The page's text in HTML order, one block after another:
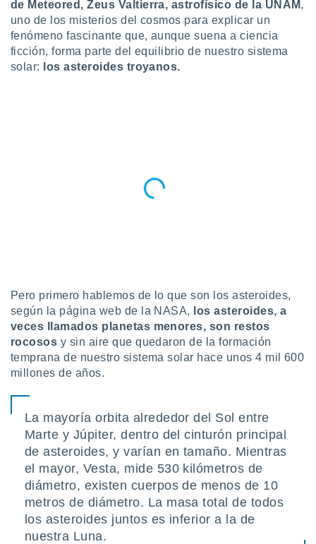
y
en
más
nuestra
aceptar
sitio
te
el sitio
para
ni para
o
de Meteored, Zeus Valtierra, astrofísico de la UNAM,
uno de los misterios del cosmos para explicar un
fenómeno fascinante que, aunque suena a ciencia
ficción, forma parte del equilibrio de nuestro sistema
solar:
los asteroides troyanos.
Pero primero hablemos de lo que son los asteroides,
según la página web de la NASA,
los asteroides, a
veces llamados planetas menores, son restos
rocosos y sin aire que quedaron de la formación
temprana de nuestro sistema solar hace unos 4 mil 600
millones de años.
La mayoría orbita alrededor del Sol entre
Marte y Júpiter, dentro del cinturón principal
de asteroides, y varían en tamaño. Mientras
el mayor, Vesta, mide 530 kilómetros de
diámetro, existen cuerpos de menos de 10
metros de diámetro. La masa total de todos
los asteroides juntos es inferior a la de
nuestra Luna.